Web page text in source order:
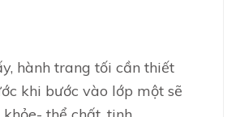
hành trang tối cần thiết
khi bước vào lớp một sẽ